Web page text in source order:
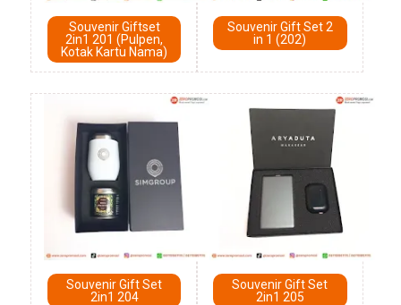
Souvenir Giftset
2in1 201 (Pulpen,
Kotak Kartu Nama)
Souvenir Gift Set 2
in 1 (202)
Souvenir Gift Set
2in1 204
Souvenir Gift Set
2in1 205